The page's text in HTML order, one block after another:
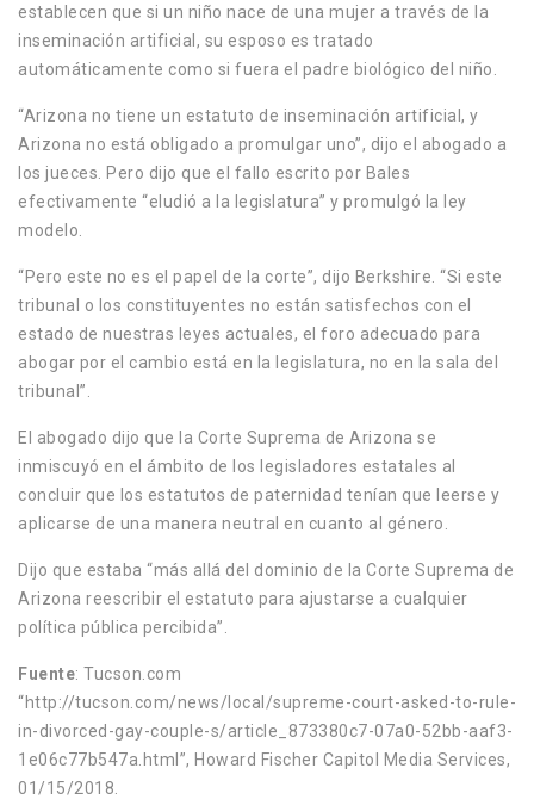
establecen que si un niño nace de una mujer a través de la
inseminación artificial, su esposo es tratado
automáticamente como si fuera el padre biológico del niño.
“Arizona no tiene un estatuto de inseminación artificial, y
Arizona no está obligado a promulgar uno”, dijo el abogado a
los jueces. Pero dijo que el fallo escrito por Bales
efectivamente “eludió a la legislatura” y promulgó la ley
modelo.
“Pero este no es el papel de la corte”, dijo Berkshire. “Si este
tribunal o los constituyentes no están satisfechos con el
estado de nuestras leyes actuales, el foro adecuado para
abogar por el cambio está en la legislatura, no en la sala del
tribunal”.
El abogado dijo que la Corte Suprema de Arizona se
inmiscuyó en el ámbito de los legisladores estatales al
concluir que los estatutos de paternidad tenían que leerse y
aplicarse de una manera neutral en cuanto al género.
Dijo que estaba “más allá del dominio de la Corte Suprema de
Arizona reescribir el estatuto para ajustarse a cualquier
política pública percibida”.
Fuente: Tucson.com
“http://tucson.com/news/local/supreme-court-asked-to-rule-
in-divorced-gay-couple-s/article_873380c7-07a0-52bb-aaf3-
1e06c77b547a.html”, Howard Fischer Capitol Media Services,
01/15/2018.